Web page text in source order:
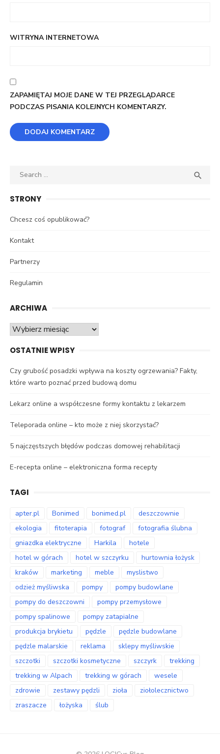
WITRYNA INTERNETOWA
ZAPAMIĘTAJ MOJE DANE W TEJ PRZEGLĄDARCE
PODCZAS PISANIA KOLEJNYCH KOMENTARZY.
Search

STRONY
Chcesz coś opublikować?
Kontakt
Partnerzy
Regulamin
ARCHIWA
Archiwa
OSTATNIE WPISY
Czy grubość posadzki wpływa na koszty ogrzewania? Fakty,
które warto poznać przed budową domu
Lekarz online a współczesne formy kontaktu z lekarzem
Teleporada online – kto może z niej skorzystać?
5 najczęstszych błędów podczas domowej rehabilitacji
E-recepta online – elektroniczna forma recepty
TAGI
apter.pl Bonimed bonimed.pl
deszczownie
ekologia
fitoterapia fotograf
fotografia ślubna
gniazdka elektryczne
Harkila
hotele
hotel w górach
hotel w szczyrku
hurtownia łożysk
kraków
marketing meble
myslistwo
odzież myśliwska
pompy
pompy budowlane
pompy do deszczowni
pompy przemysłowe
pompy spalinowe
pompy zatapialne
produkcja brykietu
pędzle
pędzle budowlane
pędzle malarskie
reklama
sklepy myśliwskie
szczotki
szczotki kosmetyczne szczyrk
trekking
trekking w Alpach
trekking w górach
wesele
zdrowie
zestawy pędzli zioła
ziołolecznictwo
zraszacze
łożyska ślub